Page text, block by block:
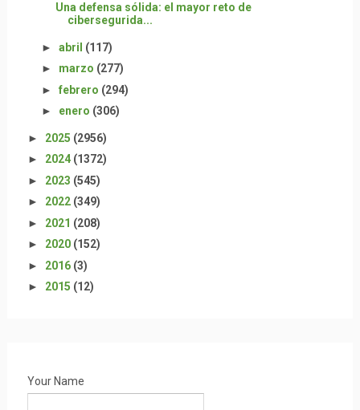
Una defensa sólida: el mayor reto de
cibersegurida...
► abril (117)
► marzo (277)
► febrero (294)
► enero (306)
► 2025 (2956)
► 2024 (1372)
► 2023 (545)
► 2022 (349)
► 2021 (208)
► 2020 (152)
► 2016 (3)
► 2015 (12)
Your Name